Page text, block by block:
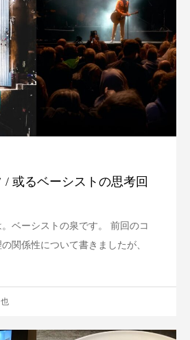
/ 或るベーシストの思考回
ベーシストの泉です。 前回のコ
関係性について書きましたが、